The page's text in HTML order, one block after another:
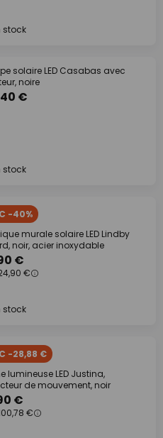
stock
solaire LED Casabas avec
noire
€
stock
-40%
murale solaire LED Lindby
noir, acier inoxydable
€
€
stock
-28,88 €
lumineuse LED Justina,
de mouvement, noir
€
€